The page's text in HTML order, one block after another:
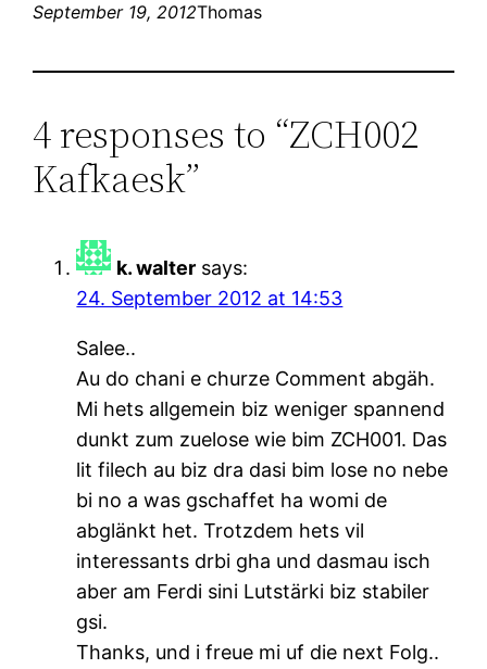
September 19, 2012Thomas
4 responses to “ZCH002
Kafkaesk”
k. walter says:
24. September 2012 at 14:53
Salee..
Au do chani e churze Comment abgäh.
Mi hets allgemein biz weniger spannend
dunkt zum zuelose wie bim ZCH001. Das
lit filech au biz dra dasi bim lose no nebe
bi no a was gschaffet ha womi de
abglänkt het. Trotzdem hets vil
interessants drbi gha und dasmau isch
aber am Ferdi sini Lutstärki biz stabiler
gsi.
Thanks, und i freue mi uf die next Folg..